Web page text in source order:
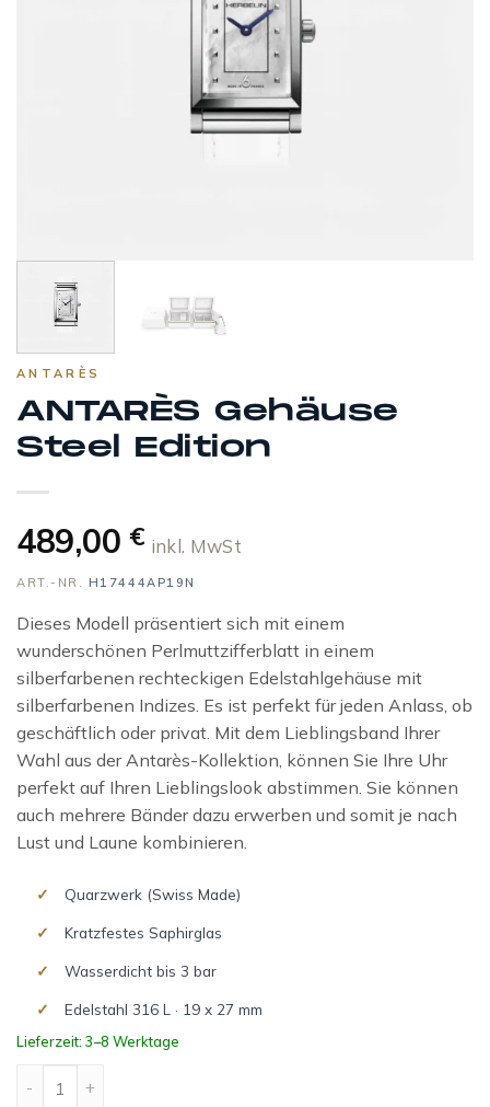
ANTARÈS
ANTARÈS Gehäuse
Steel Edition
489,00 € inkl. MwSt
ART.-NR. H17444AP19N
Dieses Modell präsentiert sich mit einem
wunderschönen Perlmuttzifferblatt in einem
silberfarbenen rechteckigen Edelstahlgehäuse mit
silberfarbenen Indizes. Es ist perfekt für jeden Anlass, ob
geschäftlich oder privat. Mit dem Lieblingsband Ihrer
Wahl aus der Antarès-Kollektion, können Sie Ihre Uhr
perfekt auf Ihren Lieblingslook abstimmen. Sie können
auch mehrere Bänder dazu erwerben und somit je nach
Lust und Laune kombinieren.
Quarzwerk (Swiss Made)
Kratzfestes Saphirglas
Wasserdicht bis 3 bar
Edelstahl 316 L · 19 x 27 mm
Lieferzeit: 3–8 Werktage